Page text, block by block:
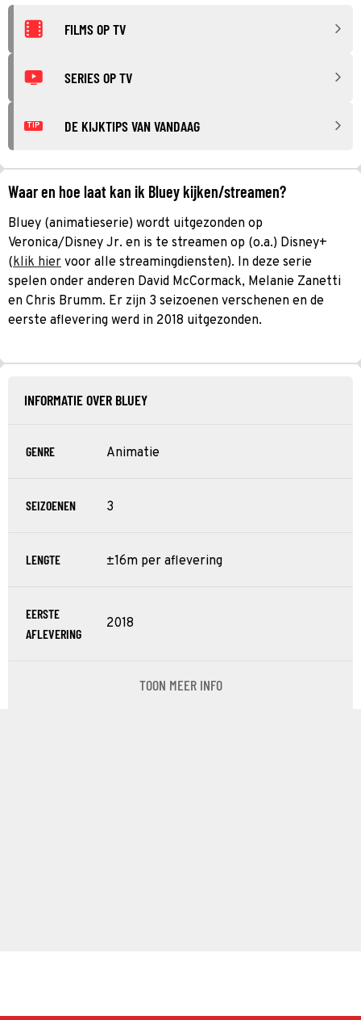
FILMS OP TV
SERIES OP TV
TIP DE KIJKTIPS VAN VANDAAG
Waar en hoe laat kan ik Bluey kijken/streamen?
Bluey (animatieserie) wordt uitgezonden op
Veronica/Disney Jr. en is te streamen op (o.a.) Disney+
(klik hier voor alle streamingdiensten). In deze serie
spelen onder anderen David McCormack, Melanie Zanetti
en Chris Brumm. Er zijn 3 seizoenen verschenen en de
eerste aflevering werd in 2018 uitgezonden.
INFORMATIE OVER BLUEY
GENRE Animatie
SEIZOENEN 3
LENGTE ±16m per aflevering
EERSTE
AFLEVERING
2018
TOON MEER INFO